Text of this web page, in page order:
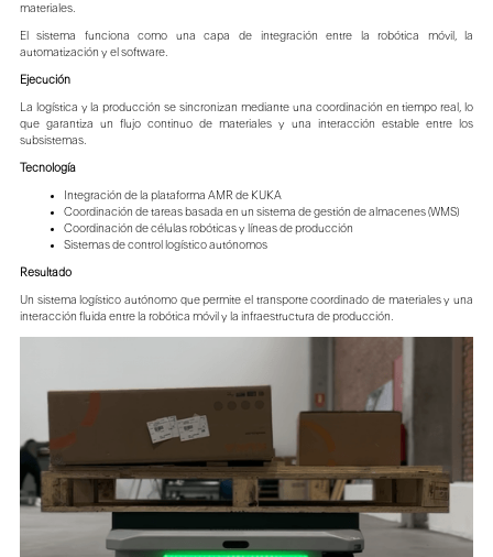
materiales.
El sistema funciona como una capa de integración entre la robótica móvil, la
automatización y el software.
Ejecución
La logística y la producción se sincronizan mediante una coordinación en tiempo real, lo
que garantiza un flujo continuo de materiales y una interacción estable entre los
subsistemas.
Tecnología
Integración de la plataforma AMR de KUKA
Coordinación de tareas basada en un sistema de gestión de almacenes (WMS)
Coordinación de células robóticas y líneas de producción
Sistemas de control logístico autónomos
Resultado
Un sistema logístico autónomo que permite el transporte coordinado de materiales y una
interacción fluida entre la robótica móvil y la infraestructura de producción.